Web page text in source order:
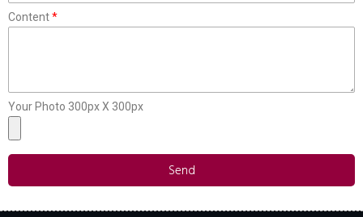
Content
Your Photo 300px X 300px
Send